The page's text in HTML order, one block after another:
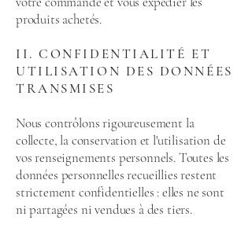
produits achetés.
II. CONFIDENTIALITÉ ET
UTILISATION DES DONNÉES
TRANSMISES
Nous contrôlons rigoureusement la
collecte, la conservation et l'utilisation de
vos renseignements personnels. Toutes les
données personnelles recueillies restent
strictement confidentielles : elles ne sont
ni partagées ni vendues à des tiers.